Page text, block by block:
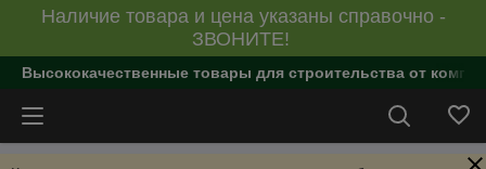
Наличие товара и цена указаны справочно -
ЗВОНИТЕ!
Высококачественные товары для строительства от